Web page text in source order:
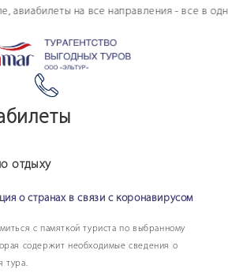
на все направления - все в одном
отдыху
о странах в связи с коронавирусом
с памяткой туриста по выбранному
содержит необходимые сведения о
тура.